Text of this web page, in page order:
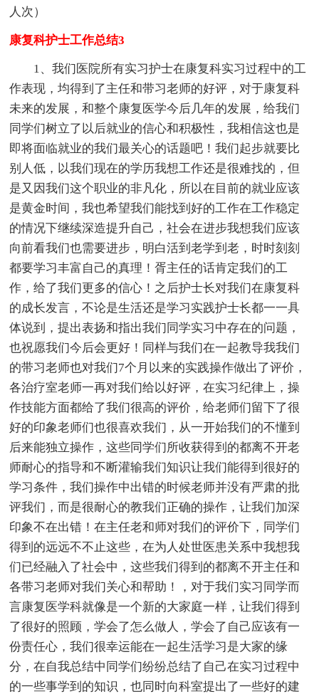
人次）
康复科护士工作总结3
1、我们医院所有实习护士在康复科实习过程中的工
作表现，均得到了主任和带习老师的好评，对于康复科
未来的发展，和整个康复医学今后几年的发展，给我们
同学们树立了以后就业的信心和积极性，我相信这也是
即将面临就业的我们最关心的话题吧！我们起步就要比
别人低，以我们现在的学历我想工作还是很难找的，但
是又因我们这个职业的非凡化，所以在目前的就业应该
是黄金时间，我也希望我们能找到好的工作在工作稳定
的情况下继续深造提升自己，社会在进步我想我们应该
向前看我们也需要进步，明白活到老学到老，时时刻刻
都要学习丰富自己的真理！胥主任的话肯定我们的工
作，给了我们更多的信心！之后护士长对我们在康复科
的成长发言，不论是生活还是学习实践护士长都一一具
体说到，提出表扬和指出我们同学实习中存在的问题，
也祝愿我们今后会更好！同样与我们在一起教导我我们
的带习老师也对我们7个月以来的实践操作做出了评价，
各治疗室老师一再对我们给以好评，在实习纪律上，操
作技能方面都给了我们很高的评价，给老师们留下了很
好的印象老师们也很喜欢我们，从一开始我们的不懂到
后来能独立操作，这些同学们所收获得到的都离不开老
师耐心的指导和不断灌输我们知识让我们能得到很好的
学习条件，我们操作中出错的时候老师并没有严肃的批
评我们，而是很耐心的教我们正确的操作，让我们加深
印象不在出错！在主任老和师对我们的评价下，同学们
得到的远远不不止这些，在为人处世医患关系中我想我
们已经融入了社会中，这些我们得到的都离不开主任和
各带习老师对我们关心和帮助！，对于我们实习同学而
言康复医学科就像是一个新的大家庭一样，让我们得到
了很好的照顾，学会了怎么做人，学会了自己应该有一
份责任心，我们很幸运能在一起生活学习是大家的缘
分，在自我总结中同学们纷纷总结了自己在实习过程中
的一些事学到的知识，也同时向科室提出了一些好的建